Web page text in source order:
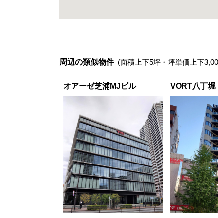
周辺の類似物件 (面積上下5坪・坪単価上下